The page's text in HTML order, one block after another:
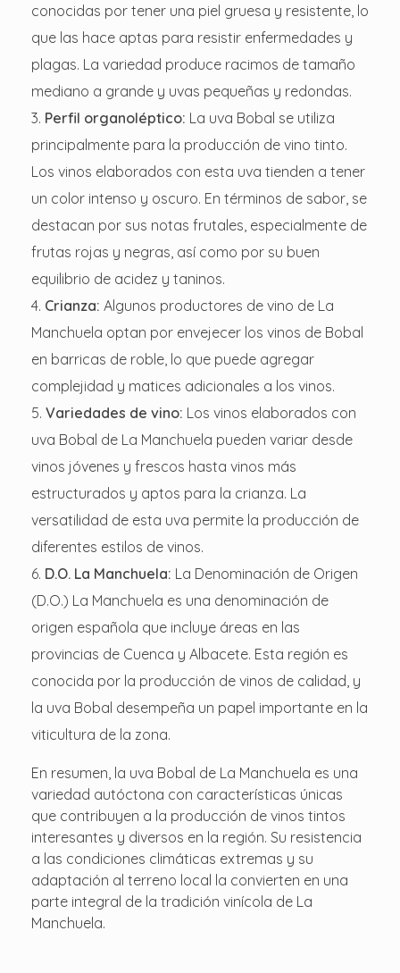
conocidas por tener una piel gruesa y resistente, lo
que las hace aptas para resistir enfermedades y
plagas. La variedad produce racimos de tamaño
mediano a grande y uvas pequeñas y redondas.
Perfil organoléptico: La uva Bobal se utiliza
principalmente para la producción de vino tinto.
Los vinos elaborados con esta uva tienden a tener
un color intenso y oscuro. En términos de sabor, se
destacan por sus notas frutales, especialmente de
frutas rojas y negras, así como por su buen
equilibrio de acidez y taninos.
Crianza: Algunos productores de vino de La
Manchuela optan por envejecer los vinos de Bobal
en barricas de roble, lo que puede agregar
complejidad y matices adicionales a los vinos.
Variedades de vino: Los vinos elaborados con
uva Bobal de La Manchuela pueden variar desde
vinos jóvenes y frescos hasta vinos más
estructurados y aptos para la crianza. La
versatilidad de esta uva permite la producción de
diferentes estilos de vinos.
D.O. La Manchuela: La Denominación de Origen
(D.O.) La Manchuela es una denominación de
origen española que incluye áreas en las
provincias de Cuenca y Albacete. Esta región es
conocida por la producción de vinos de calidad, y
la uva Bobal desempeña un papel importante en la
viticultura de la zona.
En resumen, la uva Bobal de La Manchuela es una
variedad autóctona con características únicas
que contribuyen a la producción de vinos tintos
interesantes y diversos en la región. Su resistencia
a las condiciones climáticas extremas y su
adaptación al terreno local la convierten en una
parte integral de la tradición vinícola de La
Manchuela.